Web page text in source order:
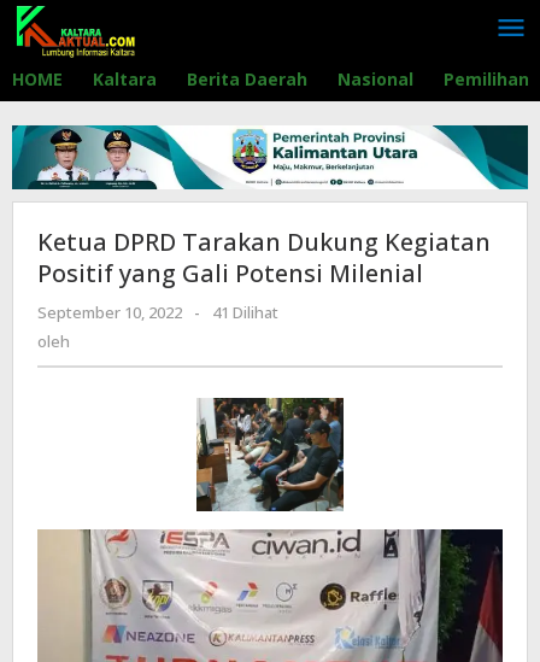
Lewati
konten
HOME Kaltara Berita Daerah Nasional Pemilihan
Ketua DPRD Tarakan Dukung Kegiatan
Positif yang Gali Potensi Milenial
September 10, 2022 oleh
-
41 Dilihat
oleh